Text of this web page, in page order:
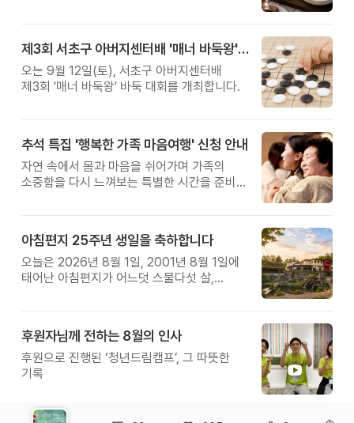
제3회 서초구 아버지센터배 '매너 바둑왕' 대회
오는 9월 12일(토), 서초구 아버지센터배
제3회 '매너 바둑왕' 바둑 대회를 개최합니다.
추석 특집 '행복한 가족 마음여행' 신청 안내
자연 속에서 몸과 마음을 쉬어가며 가족의
소중함을 다시 느껴보는 특별한 시간을 준비해
아침편지 25주년 생일을 축하합니다
오늘은 2026년 8월 1일, 2001년 8월 1일에
태어난 아침편지가 어느덧 스물다섯 살,
후원자님께 전하는 8월의 인사
후원으로 진행된 ‘청년드림캠프’, 그 따뜻한
기록